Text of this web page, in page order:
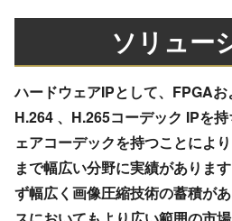
ソリュー
ハードウェアIPとして、FPGA
H.264 、H.265コーデック IPを
ェアコーデックを持つことによ
まで幅広い分野に実績がありま
ず幅広く画像圧縮技術の蓄積が